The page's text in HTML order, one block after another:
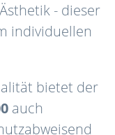
- dieser
individuellen
bietet der
auch